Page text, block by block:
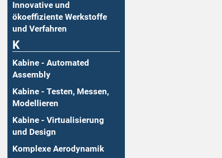
Innovative und
ökoeffiziente Werkstoffe
und Verfahren
K
Kabine - Automated
Assembly
Kabine - Testen, Messen,
Modellieren
Kabine - Virtualisierung
und Design
Komplexe Aerodynamik